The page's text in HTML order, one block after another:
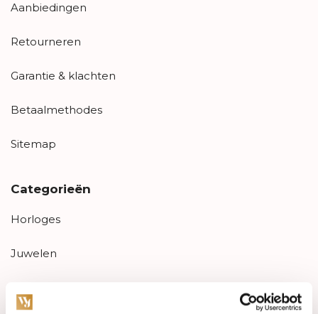
Aanbiedingen
Retourneren
Garantie & klachten
Betaalmethodes
Sitemap
Categorieën
Horloges
Juwelen